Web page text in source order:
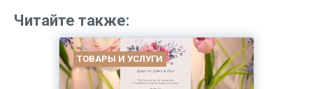
Читайте также:
ТОВАРЫ И УСЛУГИ